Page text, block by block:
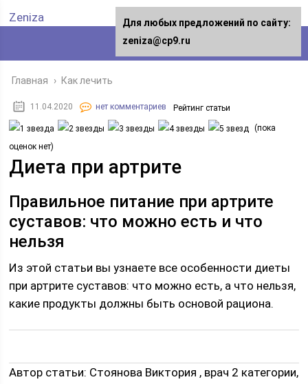
Zeniza
Главная › Как лечить
11.04.2020 нет комментариев Рейтинг статьи
(пока
оценок нет)
Диета при артрите
Правильное питание при артрите
суставов: что можно есть и что
нельзя
Из этой статьи вы узнаете все особенности диеты
при артрите суставов: что можно есть, а что нельзя,
какие продукты должны быть основой рациона.
Автор статьи: Стоянова Виктория , врач 2 категории,
Для любых предложений по сайту:
zeniza@cp9.ru